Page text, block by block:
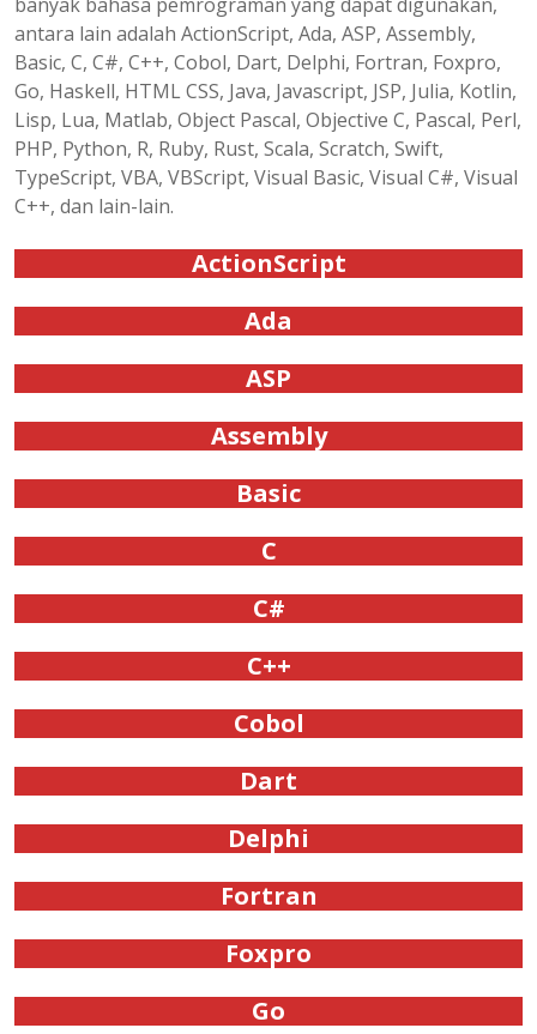
banyak bahasa pemrograman yang dapat digunakan,
antara lain adalah ActionScript, Ada, ASP, Assembly,
Basic, C, C#, C++, Cobol, Dart, Delphi, Fortran, Foxpro,
Go, Haskell, HTML CSS, Java, Javascript, JSP, Julia, Kotlin,
Lisp, Lua, Matlab, Object Pascal, Objective C, Pascal, Perl,
PHP, Python, R, Ruby, Rust, Scala, Scratch, Swift,
TypeScript, VBA, VBScript, Visual Basic, Visual C#, Visual
C++, dan lain-lain.
ActionScript
Ada
ASP
Assembly
Basic
C
C#
C++
Cobol
Dart
Delphi
Fortran
Foxpro
Go